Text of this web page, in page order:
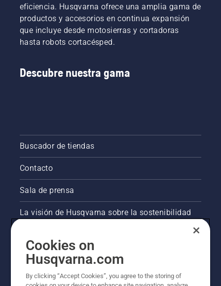
eficiencia. Husqvarna ofrece una amplia gama de
productos y accesorios en continua expansión
que incluye desde motosierras y cortadoras
hasta robots cortacésped.
Descubre nuestra gama
Buscador de tiendas
Contacto
Sala de prensa
La visión de Husqvarna sobre la sostenibilidad
Otros sitios de Husqvarna
Cookies on
Husqvarna.com
By clicking “Accept Cookies”, you agree to the storing of